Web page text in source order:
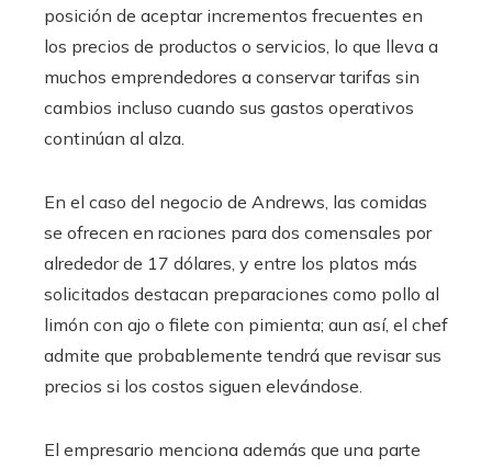
posición de aceptar incrementos frecuentes en
los precios de productos o servicios, lo que lleva a
muchos emprendedores a conservar tarifas sin
cambios incluso cuando sus gastos operativos
continúan al alza.
En el caso del negocio de Andrews, las comidas
se ofrecen en raciones para dos comensales por
alrededor de 17 dólares, y entre los platos más
solicitados destacan preparaciones como pollo al
limón con ajo o filete con pimienta; aun así, el chef
admite que probablemente tendrá que revisar sus
precios si los costos siguen elevándose.
El empresario menciona además que una parte